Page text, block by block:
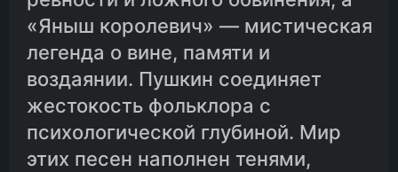
«Яныш королевич» — мистическая
легенда о вине, памяти и
воздаянии. Пушкин соединяет
жестокость фольклора с
психологической глубиной. Мир
этих песен наполнен тенями,